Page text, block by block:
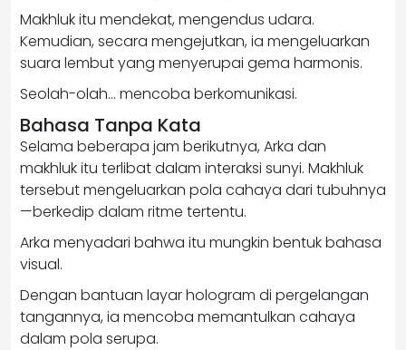
Makhluk itu mendekat, mengendus udara.
Kemudian, secara mengejutkan, ia mengeluarkan
suara lembut yang menyerupai gema harmonis.
Seolah-olah… mencoba berkomunikasi.
Bahasa Tanpa Kata
Selama beberapa jam berikutnya, Arka dan
makhluk itu terlibat dalam interaksi sunyi. Makhluk
tersebut mengeluarkan pola cahaya dari tubuhnya
—berkedip dalam ritme tertentu.
Arka menyadari bahwa itu mungkin bentuk bahasa
visual.
Dengan bantuan layar hologram di pergelangan
tangannya, ia mencoba memantulkan cahaya
dalam pola serupa.